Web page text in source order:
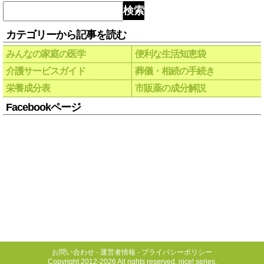
検索
カテゴリーから記事を読む
みんなの家庭の医学
便利な生活知恵袋
介護サービスガイド
葬儀・相続の手続き
栄養成分表
市販薬の成分解説
Facebookページ
お問い合わせ - 運営者情報 - プライバシーポリシー
Copyright 2012-2026 All rights reserved, nice! series.